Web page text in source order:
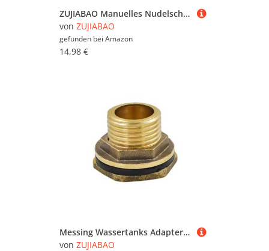
ZUJIABAO Manuelles Nudelschneidewerkzeug, ergonomischer Griff, Handlöffel, Kaktusschäler, Edelstahl, Küchenhelfer, Restaurantqualität, Nudeln, Schneiden, 5 Stück
von ZUJIABAO
gefunden bei Amazon
14,98 €
Messing Wassertanks Adapter mit Gewindeanschluss für Behälter Regentonnen Waschmaschine Wasserhahn Anschluss Tankanschluss Armaturen
von ZUJIABAO